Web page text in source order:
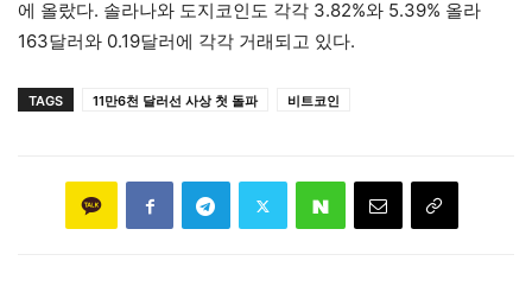
에 올랐다. 솔라나와 도지코인도 각각 3.82%와 5.39% 올라
163달러와 0.19달러에 각각 거래되고 있다.
TAGS 11만6천 달러선 사상 첫 돌파 비트코인